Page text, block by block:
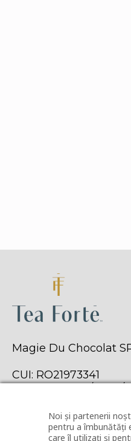
Magie Du Chocolat
CUI: RO21973341
Noi și partenerii
pentru a îmbunătăți
care îl utilizați și